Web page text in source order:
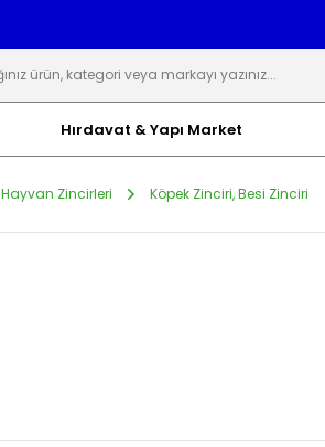
Hırdavat & Yapı Market
Hayvan Zincirleri Köpek Zinciri, Besi Zinciri